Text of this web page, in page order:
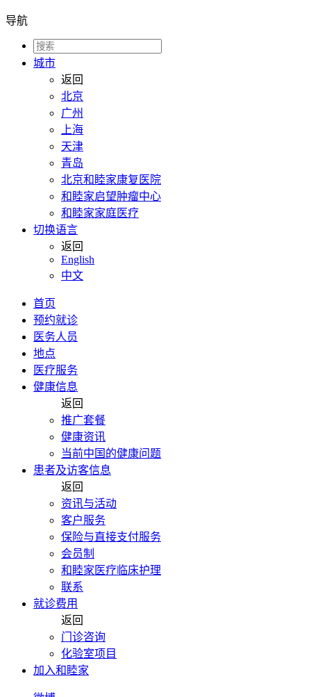
导航
城市
返回
北京
广州
上海
天津
青岛
北京和睦家康复医院
和睦家启望肿瘤中心
和睦家家庭医疗
切换语言
返回
English
中文
首页
预约就诊
医务人员
地点
医疗服务
健康信息
返回
推广套餐
健康资讯
当前中国的健康问题
患者及访客信息
返回
资讯与活动
客户服务
保险与直接支付服务
会员制
和睦家医疗临床护理
联系
就诊费用
返回
门诊咨询
化验室项目
加入和睦家